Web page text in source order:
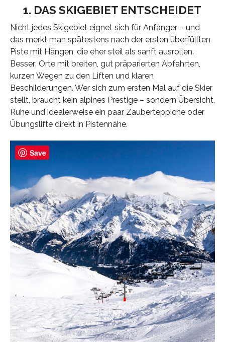
1. DAS SKIGEBIET ENTSCHEIDET
Nicht jedes Skigebiet eignet sich für Anfänger – und
das merkt man spätestens nach der ersten überfüllten
Piste mit Hängen, die eher steil als sanft ausrollen.
Besser: Orte mit breiten, gut präparierten Abfahrten,
kurzen Wegen zu den Liften und klaren
Beschilderungen. Wer sich zum ersten Mal auf die Skier
stellt, braucht kein alpines Prestige – sondern Übersicht,
Ruhe und idealerweise ein paar Zauberteppiche oder
Übungslifte direkt in Pistennähe.
Save